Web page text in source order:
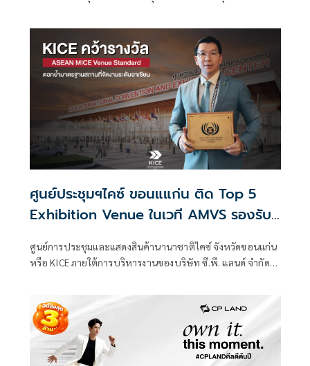
ศูนย์ประชุมฯไคซ์ ขอนแแก่น ติด Top 5
Exhibition Venue ในเวที AMVS รองรับ
ศูนย์การประชุมและแสดงสินค้านานาชาติไคซ์ จังหวัดขอนแก่น
หรือ KICE ภายใต้การบริหารงานของบริษัท ซี.พี. แลนด์ จำกัด
งานอาเซียน ASEAN MICE Venue Standard (AMVS) และได้รับ
การประกาศผลบนเวที ASEAN Tourism Standards Awards
2026 ซึ่งจัดขึ้นโดยกระทรวงการท่องเที่ยวแห่งสาธารณรัฐ
ฟิลิปปินส์ ภายใต้ชื่องาน ASEAN